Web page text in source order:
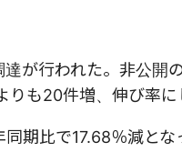
が行われた。非公
も20件増、伸び率に
期比で17.68％減と